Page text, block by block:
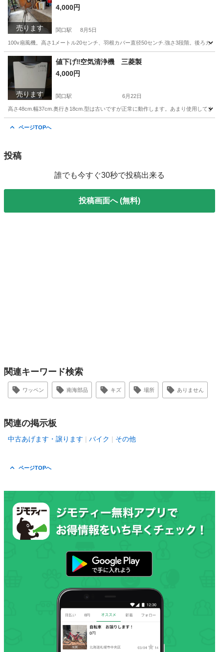
売ります
4,000円
関口駅 8月5日
100v扇風機。高さ1メートル20センチ、羽根カバー直径50センチ.強さ3段階。後ろカ
岐阜 関市 関口駅 その他 羽根
売ります
値下げ‼️空気清浄機 三菱製
4,000円
関口駅 6月22日
高さ48cm.幅37cm.奥行き18cm.型は古いですが正常に動作します。あまり使用してま
ページTOPへ
投稿
誰でも今すぐ30秒で投稿出来る
投稿画面へ (無料)
関連キーワード検索
ワッペン 南海部品 キズ 場所 ありません
関連の掲示板
中古あげます・譲ります バイク その他
ページTOPへ